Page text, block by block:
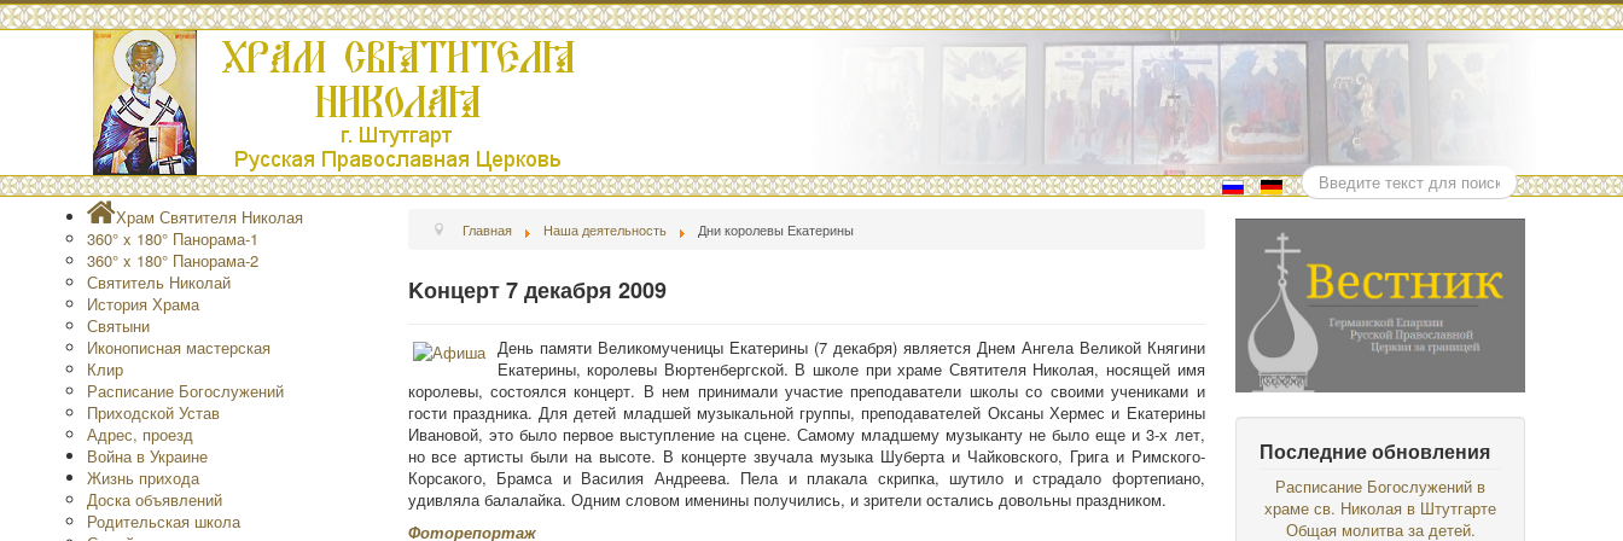
Поиск
Храм Святителя Николая
360° x 180° Панорама-1
360° x 180° Панорама-2
Святитель Николай
История Храма
Святыни
Иконописная мастерская
Клир
Расписание Богослужений
Приходской Устав
Адрес, проезд
Война в Украине
Жизнь прихода
Доска объявлений
Родительская школа
Главная Наша деятельность Дни королевы Екатерины
Kонцерт 7 декабря 2009
День памяти Великомученицы Екатерины (7 декабря) является Днем Ангела Великой Княгини
Екатерины, королевы Вюртенбергской. В школе при храме Святителя Николая, носящей имя
королевы, состоялся концерт. В нем принимали участие преподаватели школы со своими учениками и
гости праздника. Для детей младшей музыкальной группы, преподавателей Оксаны Хермес и Екатерины
Ивановой, это было первое выступление на сцене. Самому младшему музыканту не было еще и 3-х лет,
но все артисты были на высоте. В концерте звучала музыка Шуберта и Чайковского, Грига и Римского-
Корсакого, Брамса и Василия Андреева. Пела и плакала скрипка, шутило и страдало фортепиано,
удивляла балалайка. Одним словом именины получились, и зрители остались довольны праздником.
Фоторепортаж
Последние обновления
Расписание Богослужений в
храме св. Николая в Штутгарте
Общая молитва за детей.